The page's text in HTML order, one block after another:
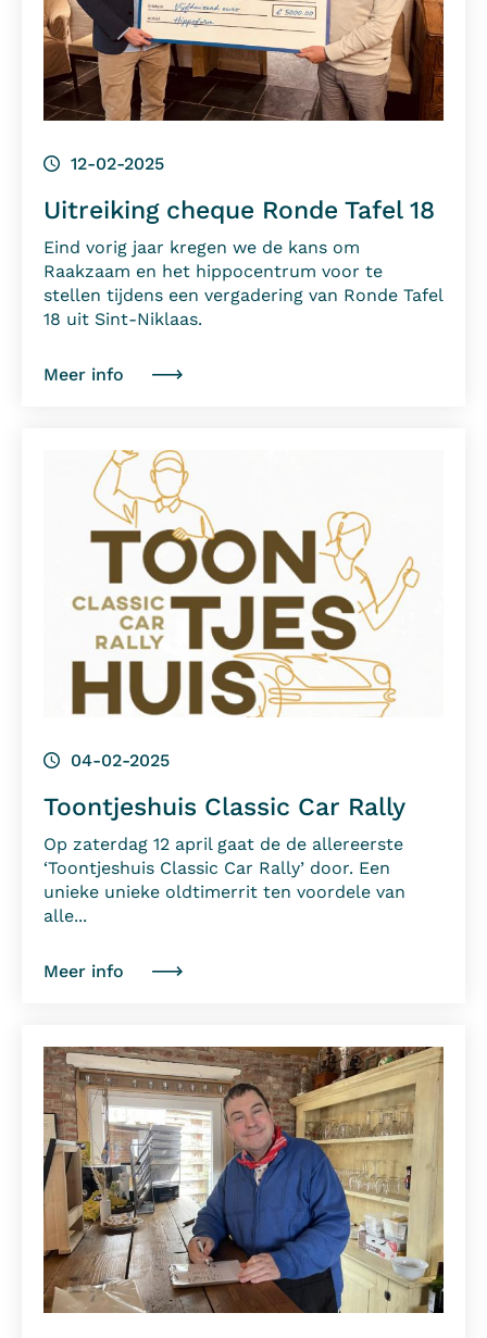
12-02-2025
Uitreiking cheque Ronde Tafel 18
Eind vorig jaar kregen we de kans om
Raakzaam en het hippocentrum voor te
stellen tijdens een vergadering van Ronde Tafel
18 uit Sint-Niklaas.
Meer info
04-02-2025
Toontjeshuis Classic Car Rally
Op zaterdag 12 april gaat de de allereerste
‘Toontjeshuis Classic Car Rally’ door. Een
unieke unieke oldtimerrit ten voordele van
alle...
Meer info